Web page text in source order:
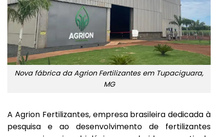
Nova fábrica da Agrion Fertilizantes em Tupaciguara,
MG
A Agrion Fertilizantes, empresa brasileira dedicada à
pesquisa e ao desenvolvimento de fertilizantes